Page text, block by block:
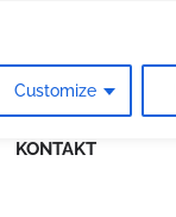
Customize
KONTAKT